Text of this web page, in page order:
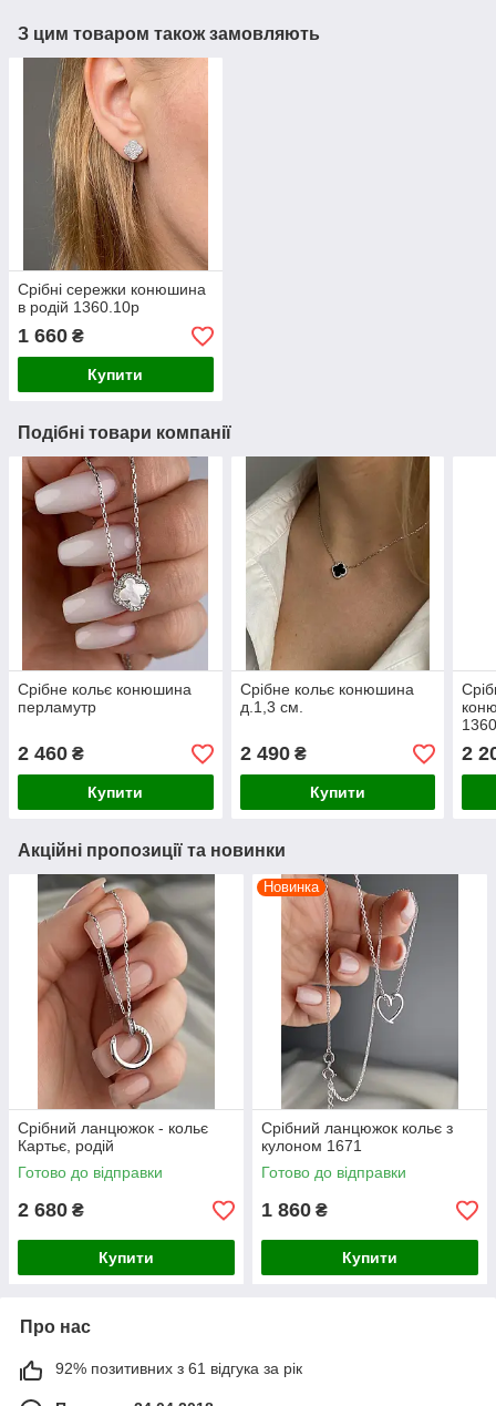
З цим товаром також замовляють
Срібні сережки конюшина
в родій 1360.10р
1 660 ₴
Купити
Подібні товари компанії
Срібне кольє конюшина
перламутр
2 460 ₴
Купити
Срібне кольє конюшина
д.1,3 см.
2 490₴
Купити
2
Акційні пропозиції та новинки
Срібний ланцюжок - кольє
Картьє, родій
Готово до відправки
2 680 ₴
Купити
Новинка
Срібний ланцюжок кольє з
кулоном 1671
Готово до відправки
1 860 ₴
Купити
Про нас
92% позитивних з 61 відгука за рік